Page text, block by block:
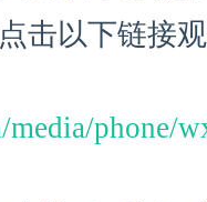
以下链接观
phone/